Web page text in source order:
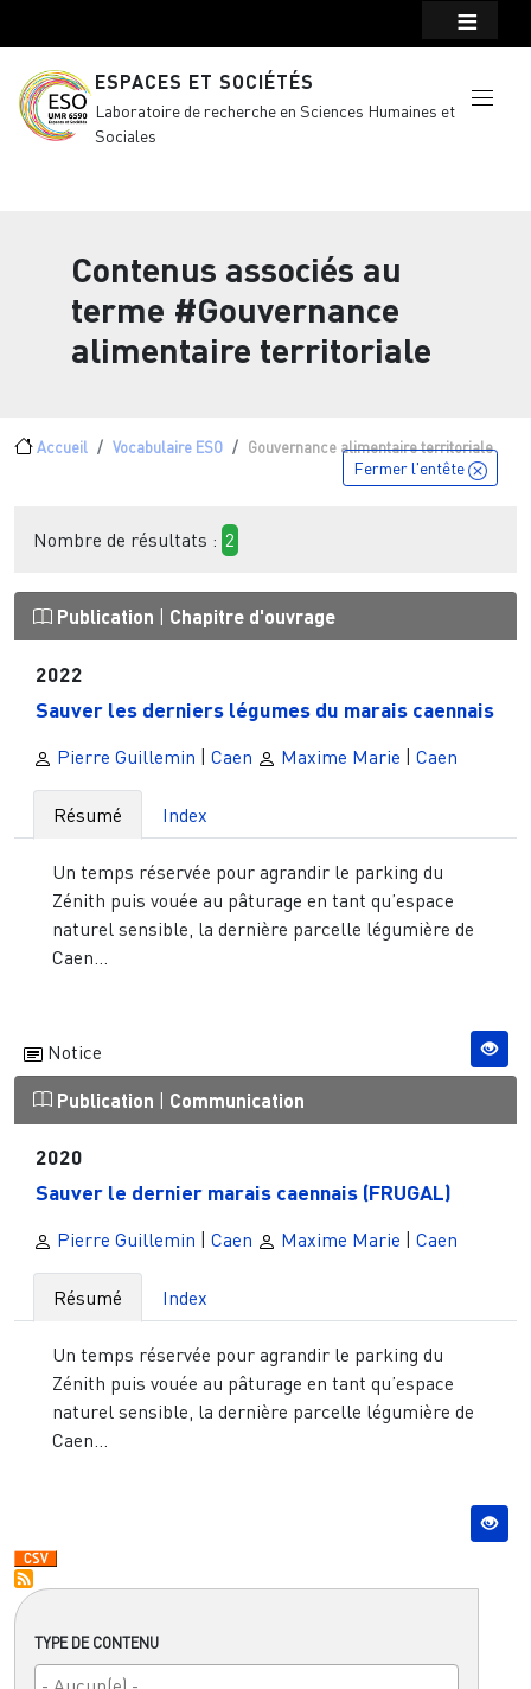
ESPACES ET SOCIÉTÉS
Laboratoire de recherche en Sciences Humaines et
Sociales
Contenus associés au
terme #Gouvernance
alimentaire territoriale
Fil d'Ariane
Accueil Vocabulaire ESO Gouvernance alimentaire territoriale
TYPE DE CONTENU
Fermer l'entête
Nombre de résultats : 2
Publication Chapitre d'ouvrage
2022
Sauver les derniers légumes du marais caennais
Pierre Guillemin | Caen Maxime Marie | Caen
Résumé Index
Un temps réservée pour agrandir le parking du
Zénith puis vouée au pâturage en tant qu’espace
naturel sensible, la dernière parcelle légumière de
Caen...
Notice
Publication | Communication
2020
Sauver le dernier marais caennais (FRUGAL)
Pierre Guillemin | Caen Maxime Marie | Caen
Résumé Index
Un temps réservée pour agrandir le parking du
Zénith puis vouée au pâturage en tant qu’espace
naturel sensible, la dernière parcelle légumière de
Caen...